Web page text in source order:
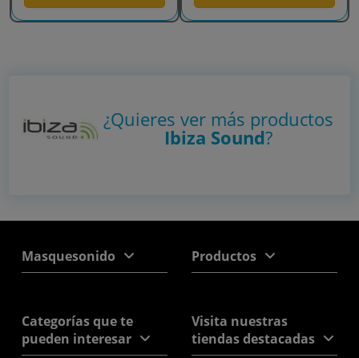
¿Quieres ver más productos
Ibiza Sound?
Masquesonido Productos
Categorías que te
pueden interesar
Visita nuestras
tiendas destacadas